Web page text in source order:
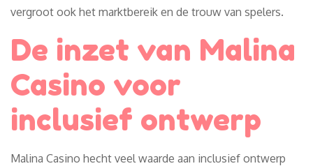
vergroot ook het marktbereik en de trouw van spelers.
De inzet van Malina
Casino voor
inclusief ontwerp
Malina Casino hecht veel waarde aan inclusief ontwerp